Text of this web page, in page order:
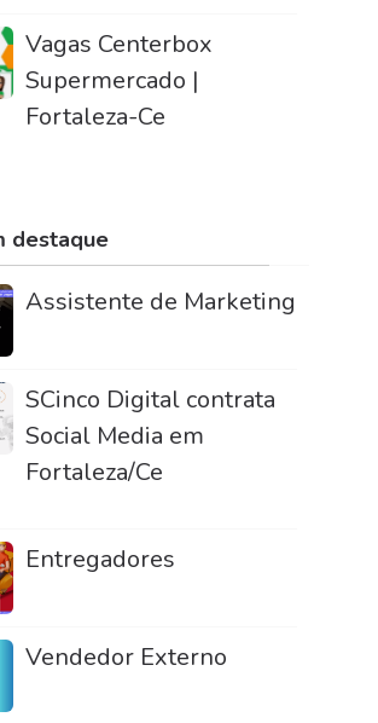
Vagas Centerbox
Supermercado |
Fortaleza-Ce
destaque
Assistente de Marketing
SCinco Digital contrata
Social Media em
Fortaleza/Ce
Entregadores
Vendedor Externo